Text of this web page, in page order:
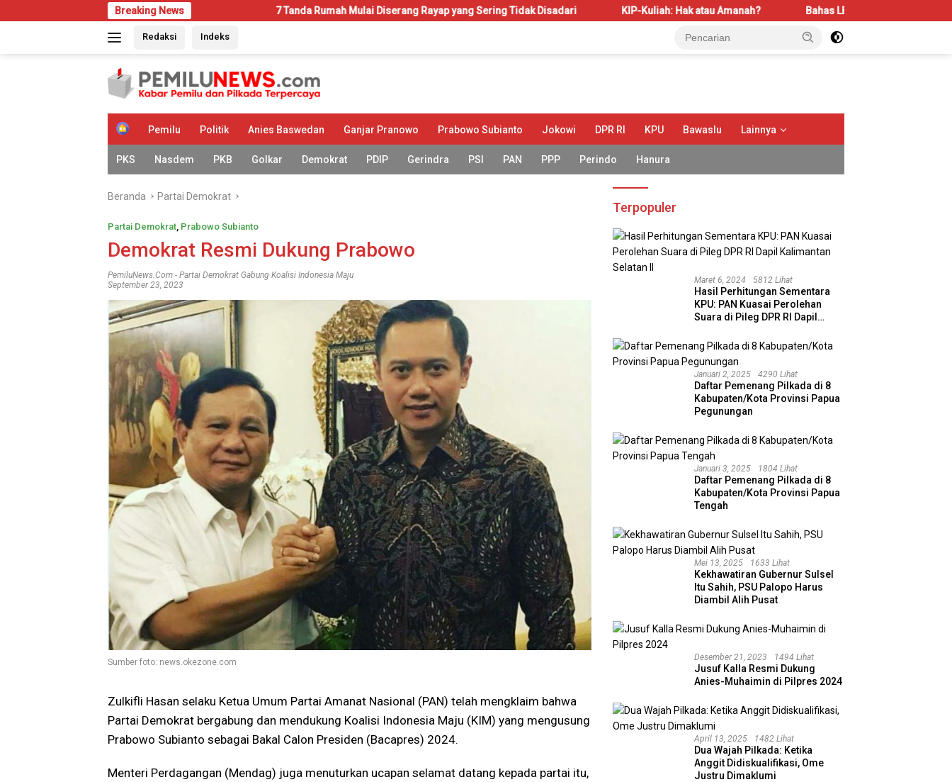
ke
Breaking News7 Tanda Rumah Mulai Diserang Rayap yang Sering Tidak Disadari KIP-Kuliah: Hak atau Amanah? Bahas LBS dan LP2B, REI Kalbar Dorong
Redaksi Indeks
H
m
e
Pemilu Politik Anies Baswedan Ganjar Pranowo Prabowo Subianto Jokowi DPR RI KPU Bawaslu Lainnya
PKS Nasdem PKB Golkar Demokrat PDIP Gerindra PSI PAN PPP Perindo Hanura
Beranda Partai Demokrat
Partai Demokrat Prabowo Subianto
Demokrat Resmi Dukung Prabowo
PemiluNews.com - Partai Demokrat Gabung Koalisi Indonesia Maju
September 23, 2023
Sumber foto: news.okezone.com
Zulkifli Hasan selaku Ketua Umum Partai Amanat Nasional (PAN) telah mengklaim bahwa
Partai Demokrat bergabung dan mendukung Koalisi Indonesia Maju (KIM) yang mengusung
Prabowo Subianto sebagai Bakal Calon Presiden (Bacapres) 2024.
Menteri Perdagangan (Mendag) juga menuturkan ucapan selamat datang kepada partai itu,
Terpopuler
Maret 6, 2024 5812 Lihat
Hasil Perhitungan Sementara
KPU: PAN Kuasai Perolehan
Suara di Pileg DPR RI Dapil
Januari 2, 2025 4290 Lihat
Daftar Pemenang Pilkada di 8
Kabupaten/Kota Provinsi Papua
Pegunungan
Januari 3, 2025 1804 Lihat
Daftar Pemenang Pilkada di 8
Kabupaten/Kota Provinsi Papua
Tengah
Mei 13, 2025 1633 Lihat
Kekhawatiran Gubernur Sulsel
Itu Sahih, PSU Palopo Harus
Diambil Alih Pusat
Desember 21, 2023 1494 Lihat
Jusuf Kalla Resmi Dukung
Anies-Muhaimin di Pilpres 2024
April 13, 2025 1482 Lihat
Dua Wajah Pilkada: Ketika
Anggit Didiskualifikasi, Ome
Justru Dimaklumi